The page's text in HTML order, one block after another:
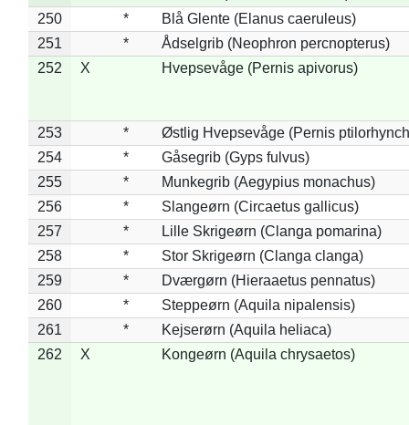
250
*
Blå Glente (Elanus caeruleus)
251
*
Ådselgrib (Neophron percnopterus)
252
X Hvepsevåge (Pernis apivorus)
253 *
Østlig Hvepsevåge (Pernis
254
*
Gåsegrib (Gyps fulvus)
255
*
Munkegrib (Aegypius monachus)
256
*
Slangeørn (Circaetus gallicus)
257
*
Lille Skrigeørn (Clanga pomarina)
258
*
Stor Skrigeørn (Clanga clanga)
259
*
Dværgørn (Hieraaetus pennatus)
260
*
Steppeørn (Aquila nipalensis)
261
*
Kejserørn (Aquila heliaca)
262
X Kongeørn (Aquila chrysaetos)